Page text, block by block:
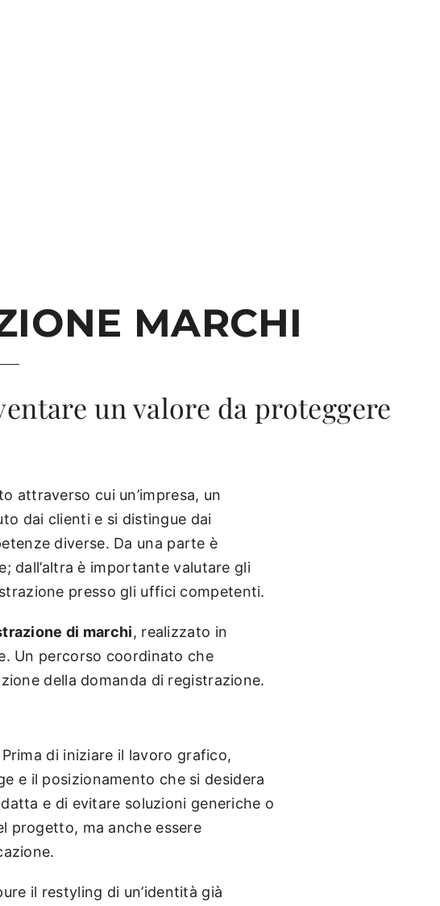
MARCHI
un valore da proteggere
attraverso cui un’impresa, un
dai clienti e si distingue dai
diverse. Da una parte è
dall’altra è importante valutare gli
presso gli uffici competenti.
di marchi, realizzato in
Un percorso coordinato che
della domanda di registrazione.
di iniziare il lavoro grafico,
e il posizionamento che si desidera
e di evitare soluzioni generiche o
progetto, ma anche essere
il restyling di un’identità già